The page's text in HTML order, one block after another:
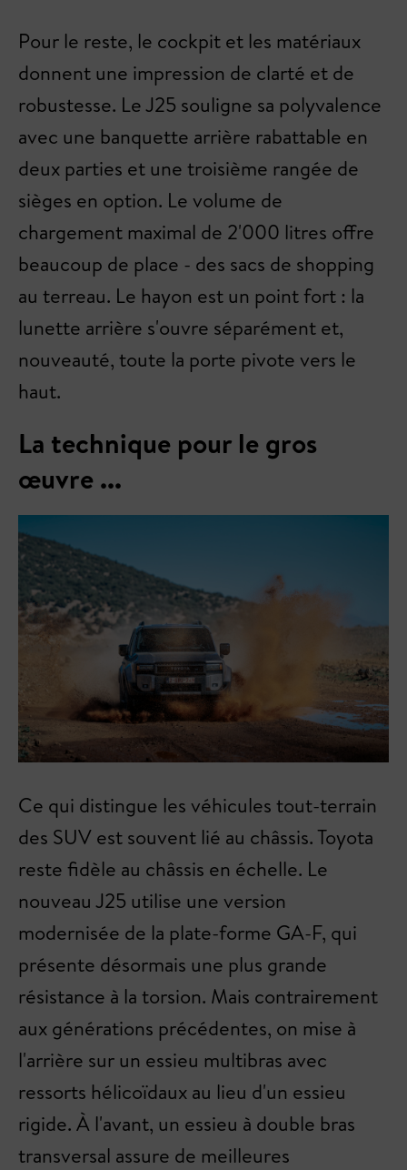
Pour le reste, le cockpit et les matériaux
donnent une impression de clarté et de
robustesse. Le J25 souligne sa polyvalence
avec une banquette arrière rabattable en
deux parties et une troisième rangée de
sièges en option. Le volume de
chargement maximal de 2'000 litres offre
beaucoup de place - des sacs de shopping
au terreau. Le hayon est un point fort : la
lunette arrière s'ouvre séparément et,
nouveauté, toute la porte pivote vers le
haut.
La technique pour le gros
œuvre ...
Ce qui distingue les véhicules tout-terrain
des SUV est souvent lié au châssis. Toyota
reste fidèle au châssis en échelle. Le
nouveau J25 utilise une version
modernisée de la plate-forme GA-F, qui
présente désormais une plus grande
résistance à la torsion. Mais contrairement
aux générations précédentes, on mise à
l'arrière sur un essieu multibras avec
ressorts hélicoïdaux au lieu d'un essieu
rigide. À l'avant, un essieu à double bras
transversal assure de meilleures